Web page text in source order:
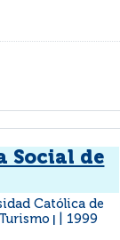
Social de
Católica de
1999